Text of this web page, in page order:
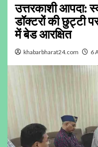
उत्तरकाशी आपदा:
डॉक्टरों की छुट्टी
में बेड आरक्षित
khabarbharat24.com 6